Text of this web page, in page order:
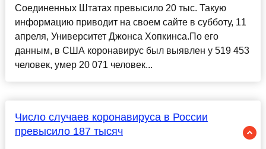
Соединенных Штатах превысило 20 тыс. Такую
информацию приводит на своем сайте в субботу, 11
апреля, Университет Джонса Хопкинса.По его
данным, в США коронавирус был выявлен у 519 453
человек, умер 20 071 человек...
Число случаев коронавируса в России
превысило 187 тысяч